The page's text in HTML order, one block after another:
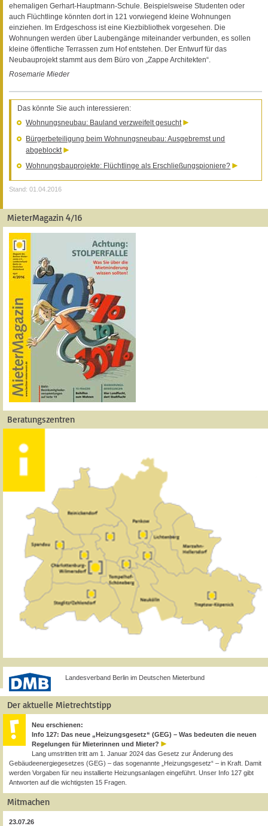
ehemaligen Gerhart-Hauptmann-Schule. Beispielsweise Studenten oder
auch Flüchtlinge könnten dort in 121 vorwiegend kleine Wohnungen
einziehen. Im Erdgeschoss ist eine Kiezbibliothek vorgesehen. Die
Wohnungen werden über Laubengänge miteinander verbunden, es sollen
kleine öffentliche Terrassen zum Hof entstehen. Der Entwurf für das
Neubauprojekt stammt aus dem Büro von „Zappe Architekten“.
Rosemarie Mieder
Das könnte Sie auch interessieren:
Wohnungsneubau: Bauland verzweifelt gesucht
Bürgerbeteiligung beim Wohnungsneubau: Ausgebremst und
abgeblockt
Wohnungsbauprojekte: Flüchtlinge als Erschließungspioniere?
Stand: 01.04.2016
MieterMagazin 4/16
Beratungszentren
Landesverband Berlin im Deutschen Mieterbund
Der aktuelle Mietrechtstipp
Neu erschienen:
Info 127: Das neue „Heizungsgesetz“ (GEG) – Was bedeuten die neuen
Regelungen für Mieterinnen und Mieter?
Lang umstritten tritt am 1. Januar 2024 das Gesetz zur Änderung des
Gebäudeenergiegesetzes (GEG) – das sogenannte „Heizungsgesetz“ – in Kraft. Damit
werden Vorgaben für neu installierte Heizungsanlagen eingeführt. Unser Info 127 gibt
Antworten auf die wichtigsten 15 Fragen.
Mitmachen
23.07.26